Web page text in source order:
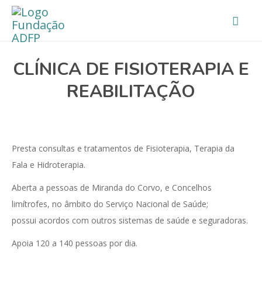
CLÍNICA DE FISIOTERAPIA E
REABILITAÇÃO
Presta consultas e tratamentos de Fisioterapia, Terapia da
Fala e Hidroterapia.
Aberta a pessoas de Miranda do Corvo, e Concelhos
limítrofes, no âmbito do Serviço Nacional de Saúde;
possui acordos com outros sistemas de saúde e seguradoras.
Apoia 120 a 140 pessoas por dia.